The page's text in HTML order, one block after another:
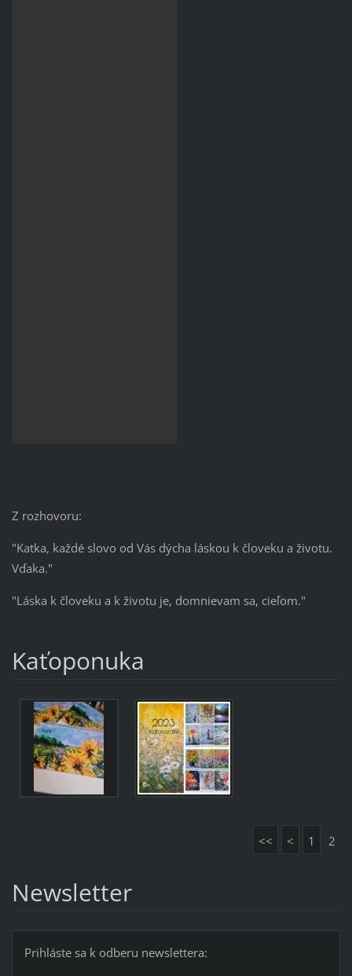
Z rozhovoru:
"Katka, každé slovo od Vás dýcha láskou k človeku a životu.
Vďaka."
"Láska k človeku a k životu je, domnievam sa, cieľom."
Kaťoponuka
<< < 1 2
Newsletter
Prihláste sa k odberu newslettera: